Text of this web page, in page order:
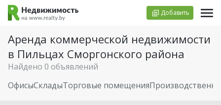
Добавить
Аренда коммерческой недвижимости
в Пильцах Сморгонского района
Найдено 0 объявлений
ОфисыСкладыТорговые помещения